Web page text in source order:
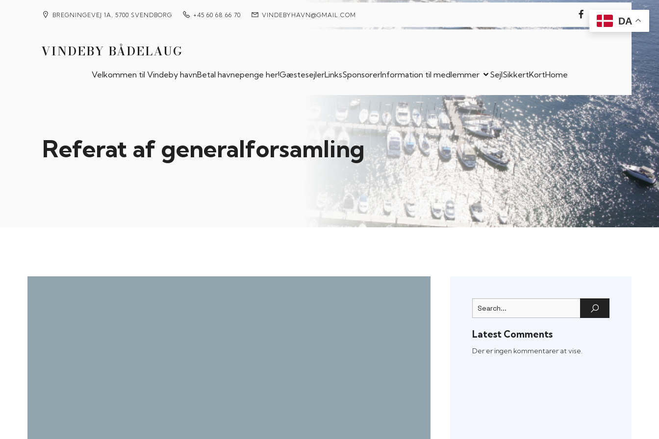
BREGNINGEVEJ 1A, 5700 SVENDBORG +45 60 68 66 70 VINDEBYHAVN@GMAIL.COM
VINDEBY BÅDELAUG
Velkommen til Vindeby havnBetal havnepenge her!GæstesejlerLinksSponsorerInformation til medlemmer SejlSikkertKortHome
Referat af generalforsamling
Latest Comments
Der er ingen kommentarer at vise.
DA